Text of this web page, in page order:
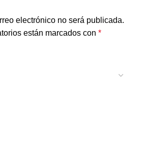
electrónico no será publicada.
están marcados con *